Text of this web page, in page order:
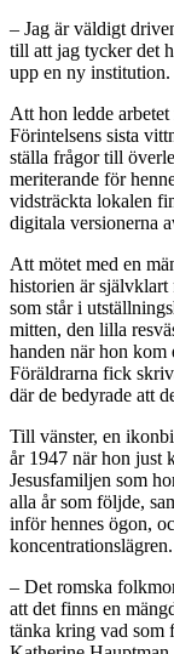
– Jag är väldigt
till att jag tycker det
upp en ny institution.
Att hon ledde
Förintelsens sista
ställa frågor till
meriterande för
vidsträckta lokalen
digitala versionerna
Att mötet med en
historien är
som står i
mitten, den lilla
handen när hon kom
Föräldrarna fick
där de bedyrade att
Till vänster, en
år 1947 när hon just
Jesusfamiljen som
alla år som följde,
inför hennes ögon,
koncentrationslägren.
– Det romska
att det finns en
tänka kring vad som